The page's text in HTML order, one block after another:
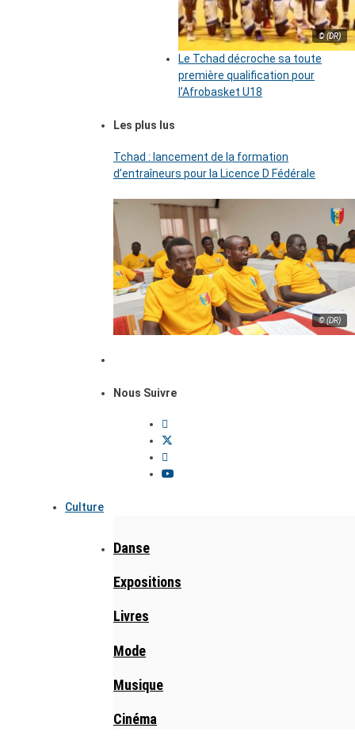
© (DR)
Le Tchad décroche sa toute
première qualification pour
l’Afrobasket U18
Les plus lus
Tchad : lancement de la formation
d’entraîneurs pour la Licence D Fédérale
© (DR)
Nous Suivre
Culture
Danse
Expositions
Livres
Mode
Musique
Cinéma